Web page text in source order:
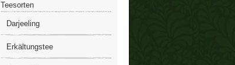
Teesorten
Darjeeling
Erkältungstee